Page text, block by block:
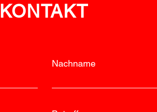
KONTAKT
Nachname